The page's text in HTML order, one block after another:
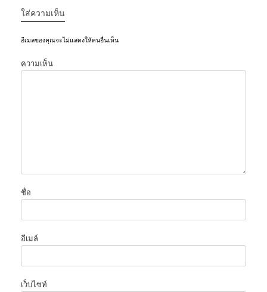
ใส่ความเห็น
อีเมลของคุณจะไม่แสดงให้คนอื่นเห็น
ความเห็น
ชื่อ
อีเมล์
เว็บไซท์